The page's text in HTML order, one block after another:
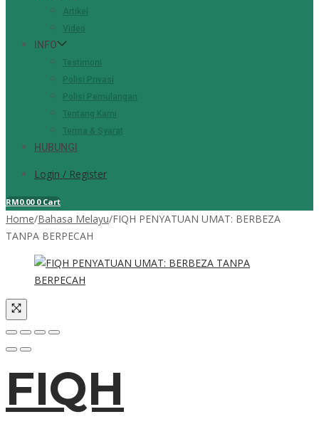
Artikel
Video
INFO
Testimoni
Polisi Privasi
Polisi Pemulangan
Tentang Kami
Terma & Syarat
HUBUNGI
Login / Register
RM0.00 0 Cart
Home/Bahasa Melayu/FIQH PENYATUAN UMAT: BERBEZA
TANPA BERPECAH
FIQH